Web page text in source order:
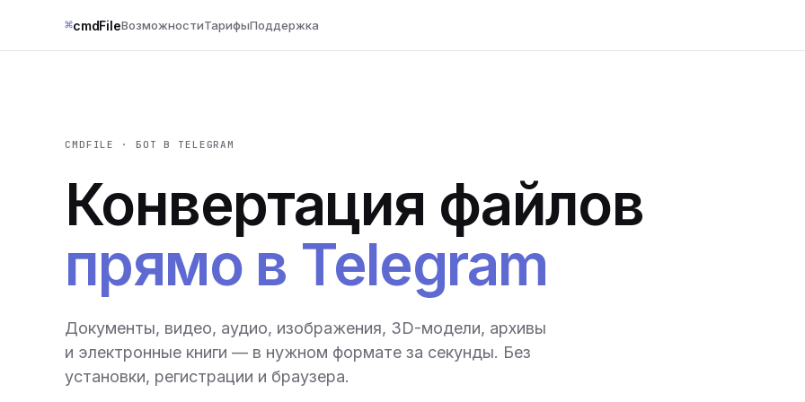
⌘cmdFileВозможностиТарифыПоддержка
CMDFILE · БОТ В TELEGRAM
Конвертация файлов
прямо в Telegram
Документы, видео, аудио, изображения, 3D-модели, архивы
и электронные книги — в нужном формате за секунды. Без
установки, регистрации и браузера.